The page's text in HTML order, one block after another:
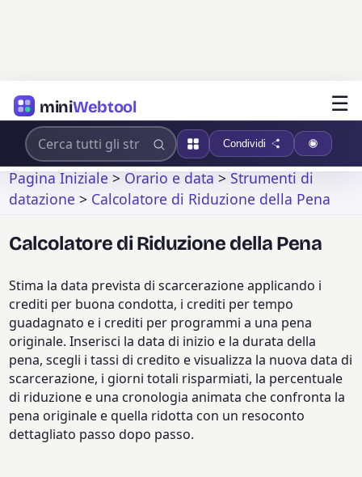
miniWebtool ☰
Condividi
Pagina Iniziale>Orario e data>Strumenti di
datazione > Calcolatore di Riduzione della Pena
Calcolatore di Riduzione della Pena
Stima la data prevista di scarcerazione applicando i
crediti per buona condotta, i crediti per tempo
guadagnato e i crediti per programmi a una pena
originale. Inserisci la data di inizio e la durata della
pena, scegli i tassi di credito e visualizza la nuova data di
scarcerazione, i giorni totali risparmiati, la percentuale
di riduzione e una cronologia animata che confronta la
pena originale e quella ridotta con un resoconto
dettagliato passo dopo passo.